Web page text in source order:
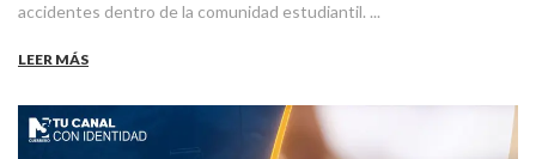
accidentes dentro de la comunidad estudiantil. ...
LEER MÁS